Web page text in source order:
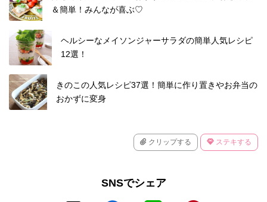
＆簡単！みんなが喜ぶ♡
ヘルシーなメイソンジャーサラダの簡単人気レシピ
12選！
きのこの人気レシピ37選！簡単に作り置きやお弁当の
おかずに変身
クリップする ステキする
SNSでシェア